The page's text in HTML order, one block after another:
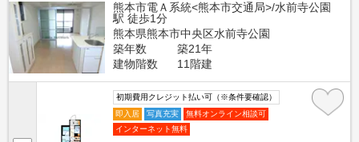
熊本市電Ａ系統<熊本市交通局>/水前寺公園
駅 徒歩1分
熊本県熊本市中央区水前寺公園
築年数
築21年
建物階数
11階建
初期費用クレジット払い可（※条件要確認）
即入居
写真充実
無料オンライン相談可
インターネット無料